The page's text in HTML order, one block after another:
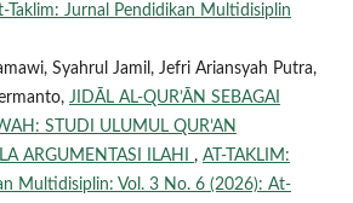
Taklim: Jurnal Pendidikan Multidisiplin
Syahrul Jamil, Jefri Ariansyah Putra,
JIDĀL AL-QUR’ĀN SEBAGAI
STUDI ULUMUL QUR’AN
ARGUMENTASI ILAHI , AT-TAKLIM:
Multidisiplin: Vol. 3 No. 6 (2026): At-